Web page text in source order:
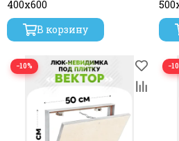
400х600
В корзину
−10%